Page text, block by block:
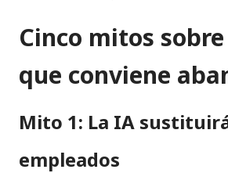
Cinco mitos
que conviene
Mito 1: La IA
empleados